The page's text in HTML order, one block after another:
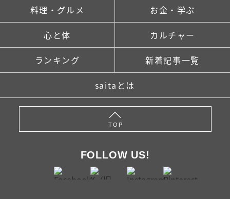
料理・グルメ お金・学ぶ
心と体 カルチャー
ランキング 新着記事一覧
saitaとは
TOP
FOLLOW US!